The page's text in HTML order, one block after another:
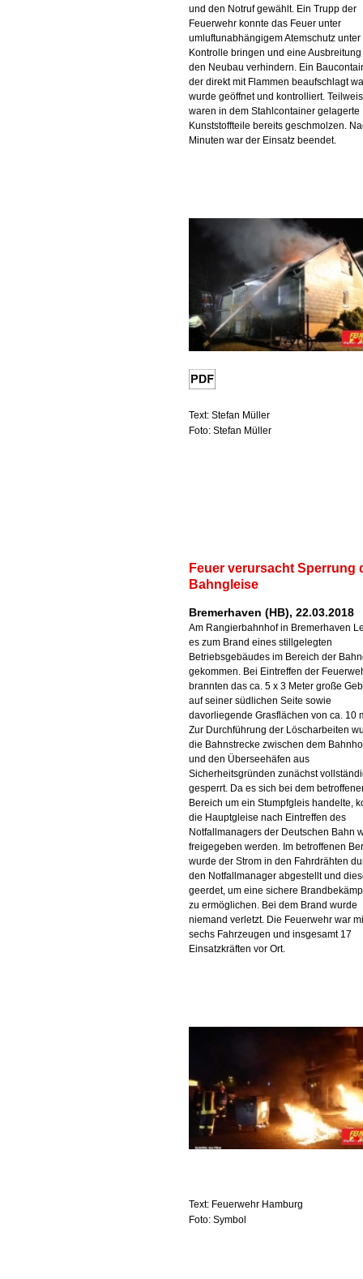
und den Notruf gewählt. Ein Trupp der
Feuerwehr konnte das Feuer unter
umluftunabhängigem Atemschutz unter
Kontrolle bringen und eine Ausbreitung
den Neubau verhindern. Ein
der direkt mit Flammen beaufschlagt
wurde geöffnet und kontrolliert.
waren in dem Stahlcontainer gelagerte
Kunststoffteile bereits geschmolzen.
Minuten war der Einsatz beendet.
Text: Stefan Müller
Foto: Stefan Müller
Feuer verursacht Sperrung
Bahngleise
Bremerhaven (HB), 22.03.2018
Am Rangierbahnhof in Bremerhaven
es zum Brand eines stillgelegten
Betriebsgebäudes im Bereich der
gekommen. Bei Eintreffen der
brannten das ca. 5 x 3 Meter große
auf seiner südlichen Seite sowie
davorliegende Grasflächen von ca. 10
Zur Durchführung der Löscharbeiten
die Bahnstrecke zwischen dem
und den Überseehäfen aus
Sicherheitsgründen zunächst
gesperrt. Da es sich bei dem
Bereich um ein Stumpfgleis handelte,
die Hauptgleise nach Eintreffen des
Notfallmanagers der Deutschen Bahn
freigegeben werden. Im betroffenen
wurde der Strom in den Fahrdrähten
den Notfallmanager abgestellt und
geerdet, um eine sichere
zu ermöglichen. Bei dem Brand wurde
niemand verletzt. Die Feuerwehr war
sechs Fahrzeugen und insgesamt 17
Einsatzkräften vor Ort.
Text: Feuerwehr Hamburg
Foto: Symbol